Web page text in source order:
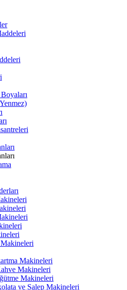
Makineleri
Makineleri
Makineleri
ve Salep Makineleri